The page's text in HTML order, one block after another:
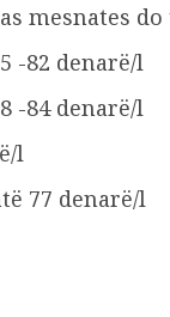
mesnates do
-82 denarë/l
-84 denarë/l
l
77 denarë/l